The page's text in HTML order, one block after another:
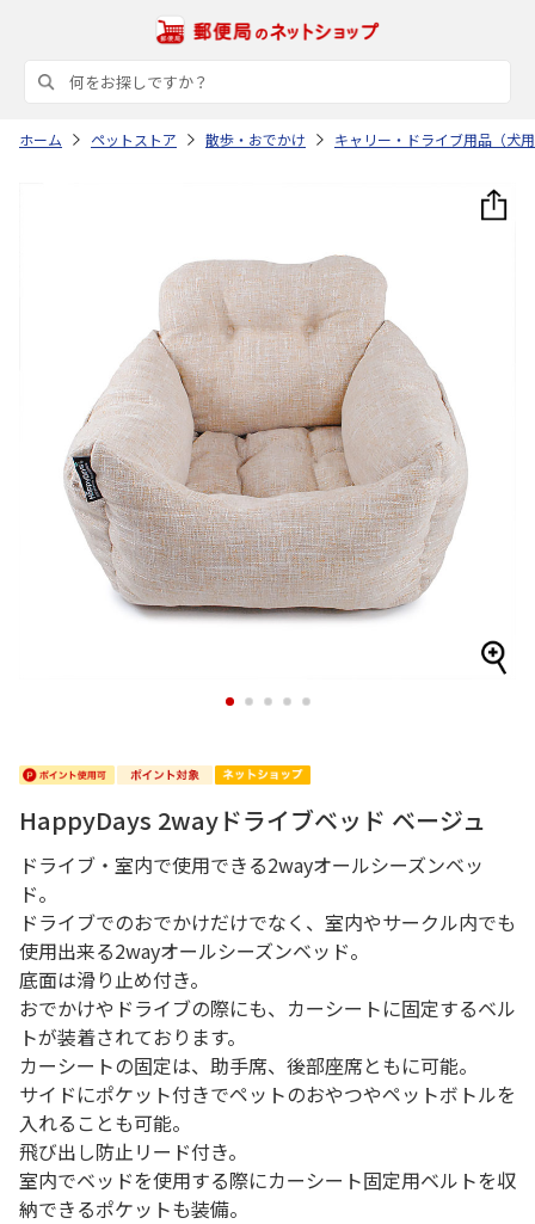
ホーム ペットストア 散歩・おでかけ キャリー・ドライブ用品（犬
1 2 3 4 5
HappyDays 2wayドライブベッド ベージュ
ドライブ・室内で使用できる2wayオールシーズンベッ
ド。
ドライブでのおでかけだけでなく、室内やサークル内でも
使用出来る2wayオールシーズンベッド。
底面は滑り止め付き。
おでかけやドライブの際にも、カーシートに固定するベル
トが装着されております。
カーシートの固定は、助手席、後部座席ともに可能。
サイドにポケット付きでペットのおやつやペットボトルを
入れることも可能。
飛び出し防止リード付き。
室内でベッドを使用する際にカーシート固定用ベルトを収
納できるポケットも装備。